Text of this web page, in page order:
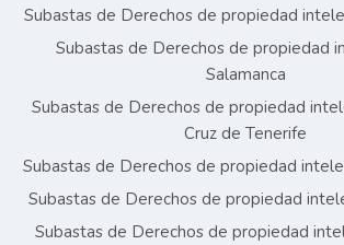
Subastas de Derechos de propiedad
Subastas de Derechos de propiedad
Salamanca
Subastas de Derechos de propiedad
Cruz de Tenerife
Subastas de Derechos de propiedad
Subastas de Derechos de propiedad
Subastas de Derechos de propiedad